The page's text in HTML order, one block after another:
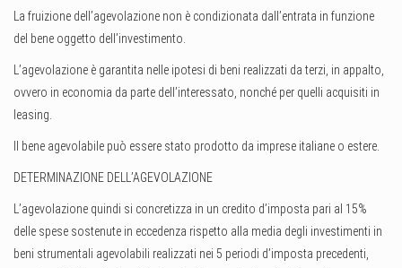
La fruizione dell’agevolazione non è condizionata dall’entrata in funzione
del bene oggetto dell’investimento.
L’agevolazione è garantita nelle ipotesi di beni realizzati da terzi, in appalto,
ovvero in economia da parte dell’interessato, nonché per quelli acquisiti in
leasing.
Il bene agevolabile può essere stato prodotto da imprese italiane o estere.
DETERMINAZIONE DELL’AGEVOLAZIONE
L’agevolazione quindi si concretizza in un credito d’imposta pari al 15%
delle spese sostenute in eccedenza rispetto alla media degli investimenti in
beni strumentali agevolabili realizzati nei 5 periodi d’imposta precedenti,